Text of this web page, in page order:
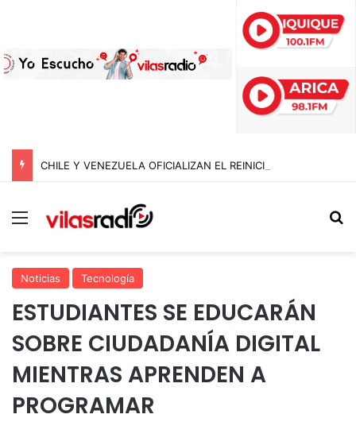
Menú
Noticias Tecnología
ESTUDIANTES SE EDUCARÁN
SOBRE CIUDADANÍA DIGITAL
MIENTRAS APRENDEN A
PROGRAMAR